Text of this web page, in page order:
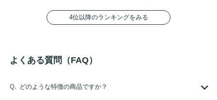
4位以降のランキングをみる
よくある質問（FAQ）
どのような特徴の商品ですか？